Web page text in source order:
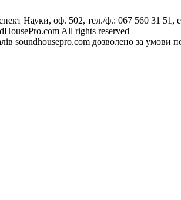
Науки, оф. 502, тел./ф.: 067 560 31 51,
All rights reserved
soundhousepro.com дозволено за умови